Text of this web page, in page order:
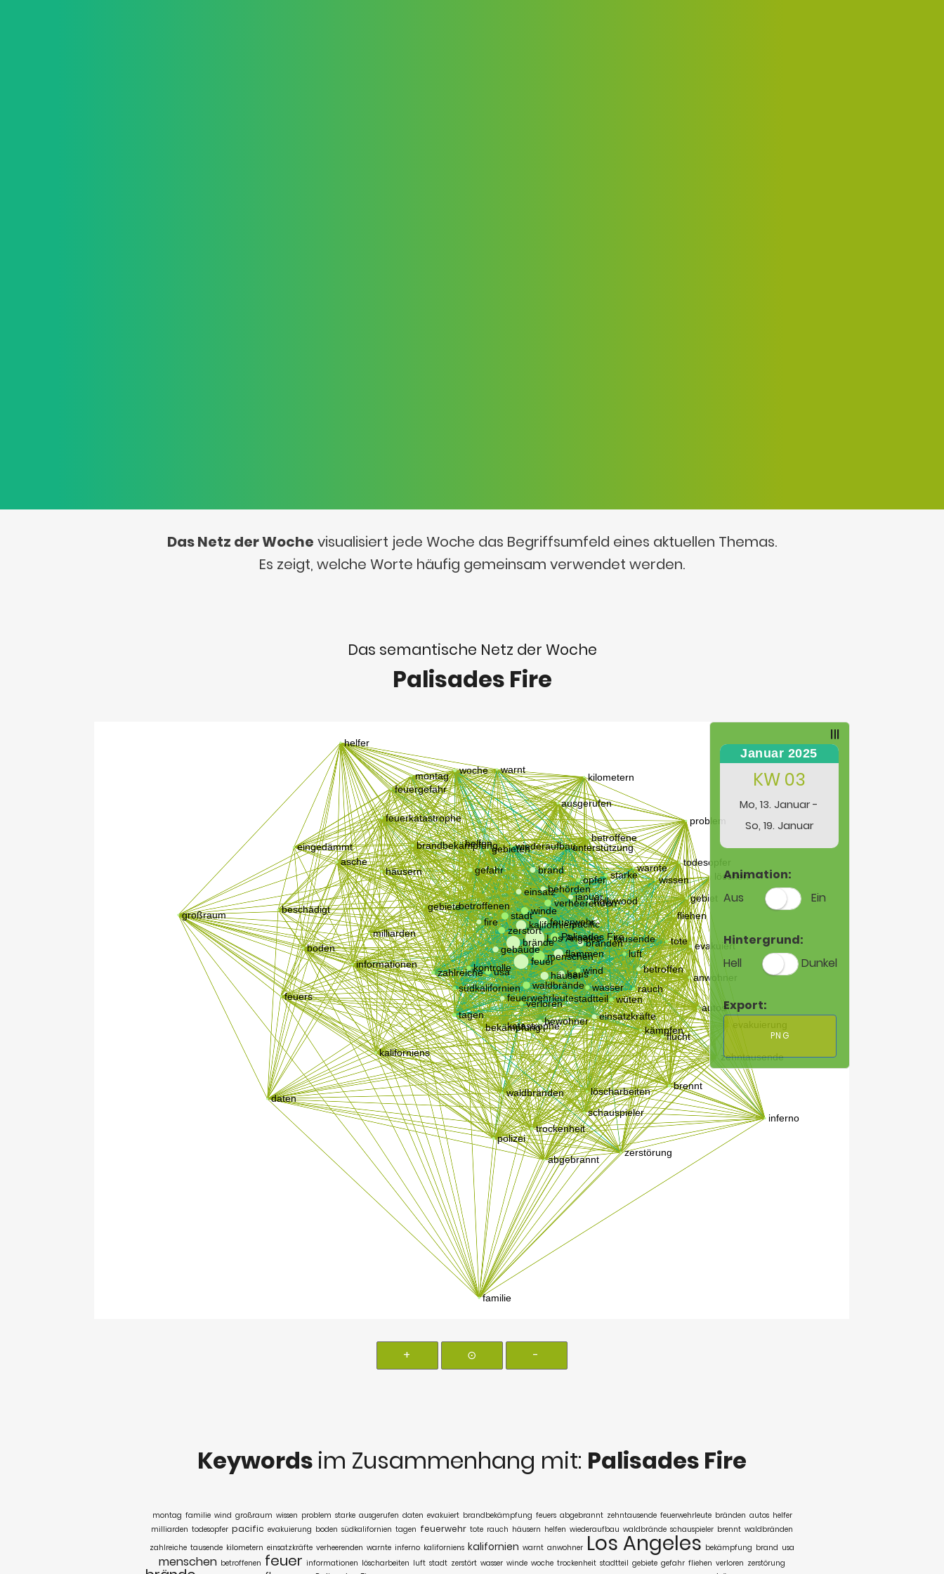
Das Netz der Woche visualisiert jede Woche das Begriffsumfeld eines aktuellen Themas.
Es zeigt, welche Worte häufig gemeinsam verwendet werden.
Das semantische Netz der Woche
Palisades Fire
+ ⊙ -
Januar 2025
KW 03
Mo, 13. Januar -
So, 19. Januar
Animation:
Aus
Ein
Hintergrund:
Hell
Dunkel
Export:
PNG
Keywords im Zusammenhang mit: Palisades Fire
montag familie wind großraum wissen problem starke ausgerufen daten evakuiert brandbekämpfung feuers abgebrannt zehntausende feuerwehrleute bränden autos helfer
milliarden todesopfer pacific evakuierung boden südkalifornien tagen feuerwehr tote rauch häusern helfen wiederaufbau waldbrände schauspieler brennt waldbränden
zahlreiche tausende kilometern einsatzkräfte verheerenden warnte inferno kaliforniens kalifornien warnt anwohner Los Angeles bekämpfung brand usa
menschen betroffenen feuer informationen löscharbeiten luft stadt zerstört wasser winde woche trockenheit stadtteil gebiete gefahr fliehen verloren zerstörung